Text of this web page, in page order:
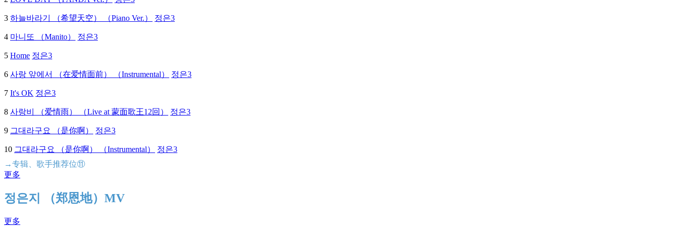
3 하늘바라기 （希望天空） （Piano Ver.） 정은3
4 마니또 （Manito） 정은3
5 Home 정은3
6 사랑 앞에서 （在爱情面前） （Instrumental） 정은3
7 It's OK 정은3
8 사랑비 （爱情雨） （Live at 蒙面歌王12回） 정은3
9 그대라구요 （是你啊） 정은3
10 그대라구요 （是你啊） （Instrumental）
정은3
→专辑、歌手推荐位⑪
更多
정은지 （郑恩地）MV
更多